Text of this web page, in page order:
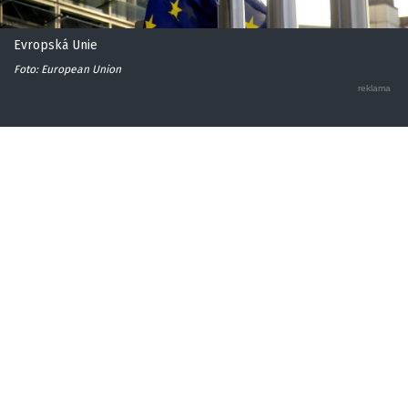
Evropská Unie
Foto: European Union